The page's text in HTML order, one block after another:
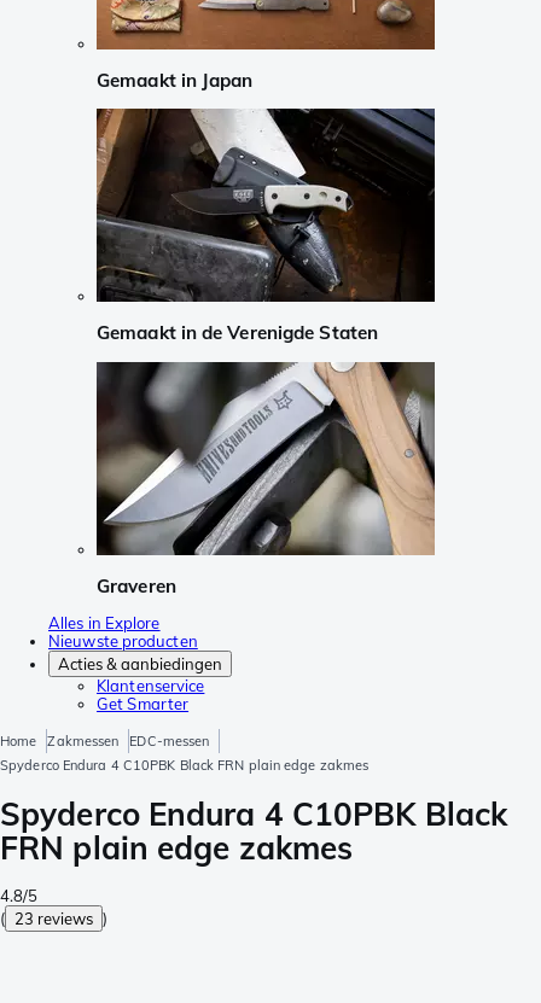
Gemaakt in Japan
Gemaakt in de Verenigde Staten
Graveren
Alles in Explore
Nieuwste producten
Acties & aanbiedingen
Klantenservice
Get Smarter
Home Zakmessen
EDC-messen
Spyderco Endura 4 C10PBK Black FRN plain edge zakmes
Spyderco Endura 4 C10PBK Black
FRN plain edge zakmes
4.8/5
( 23 reviews )